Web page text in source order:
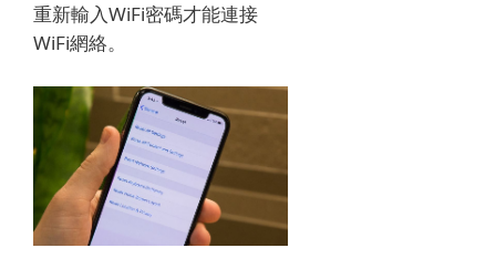
重新輸入WiFi密碼才能連接
WiFi網絡。